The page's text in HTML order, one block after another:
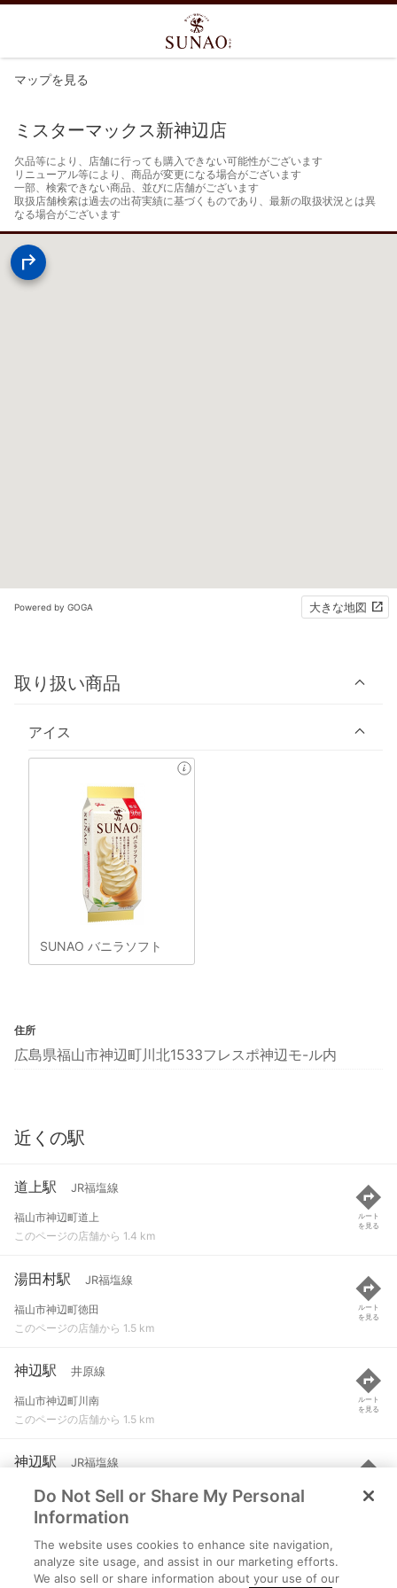
マップを見る
ミスターマックス新神辺店
欠品等により、店舗に行っても購入できない可能性がございます
リニューアル等により、商品が変更になる場合がございます
一部、検索できない商品、並びに店舗がございます
取扱店舗検索は過去の出荷実績に基づくものであり、最新の取扱状況とは異
なる場合がございます
Powered by GOGA 大きな地図
取り扱い商品
アイス
SUNAO バニラソフト
住所
広島県福山市神辺町川北1533フレスポ神辺モ-ル内
近くの駅
道上駅 JR福塩線
福山市神辺町道上
このページの店舗から 1.4 km
ルート
を見る
湯田村駅 JR福塩線
福山市神辺町徳田
このページの店舗から 1.5 km
ルート
を見る
神辺駅 井原線
福山市神辺町川南
このページの店舗から 1.5 km
ルート
を見る
神辺駅 JR福塩線
福山市神辺町川南
このページの店舗から 1.5 km
ルート
を見る
横尾駅 JR福塩線
福山市横尾町
Do Not Sell or Share My Personal
Information
The website uses cookies to enhance site navigation,
analyze site usage, and assist in our marketing efforts.
We also sell or share information about your use of our